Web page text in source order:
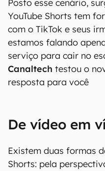
Posto esse cenário,
YouTube Shorts tem
com o TikTok e seus
estamos falando
serviço para cair no
Canaltech testou o
resposta para você
De vídeo em
Existem duas formas
Shorts: pela